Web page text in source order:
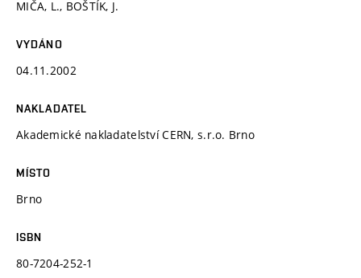
MIČA, L., BOŠTÍK, J.
VYDÁNO
04.11.2002
NAKLADATEL
Akademické nakladatelství CERN, s.r.o. Brno
MÍSTO
Brno
ISBN
80-7204-252-1